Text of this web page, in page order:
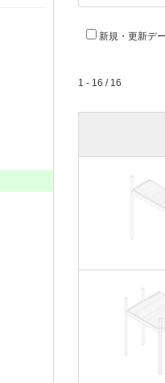
新規・更新デ
1 - 16 / 16